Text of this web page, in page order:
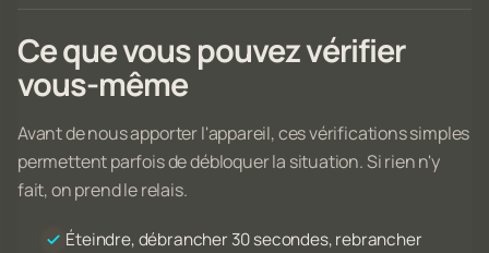
Ce que vous pouvez vérifier
vous-même
Avant de nous apporter l'appareil, ces vérifications simples
permettent parfois de débloquer la situation. Si rien n'y
fait, on prend le relais.
Éteindre, débrancher 30 secondes, rebrancher